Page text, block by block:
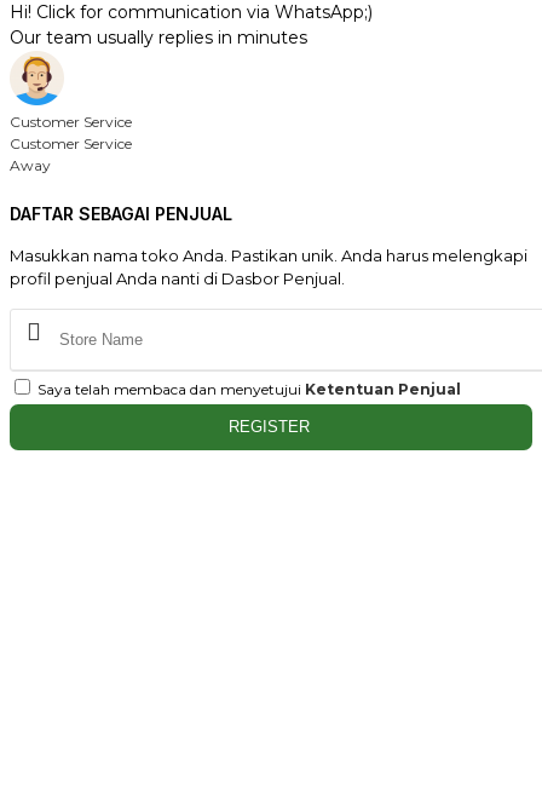
Hi! Click for communication via WhatsApp;)
Our team usually replies in minutes
Customer Service
Customer Service
Away
DAFTAR SEBAGAI PENJUAL
Masukkan nama toko Anda. Pastikan unik. Anda harus melengkapi
profil penjual Anda nanti di Dasbor Penjual.
Saya telah membaca dan menyetujui Ketentuan Penjual
REGISTER